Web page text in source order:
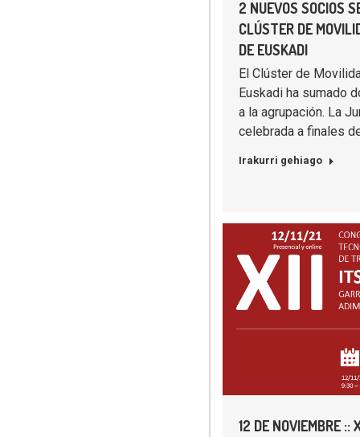
2 NUEVOS SOCIOS
CLÚSTER DE
DE EUSKADI
El Clúster de
Euskadi ha sumado
a la agrupación. La
celebrada a finales
Irakurri gehiago
12 DE NOVIEMBRE ::